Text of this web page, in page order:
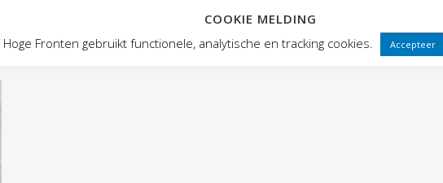
VOORSTELLINGEN PUBLIEKSWERKING
COOKIE MELDING
Hoge Fronten gebruikt functionele, analytische en tracking cookies.
Accepteer